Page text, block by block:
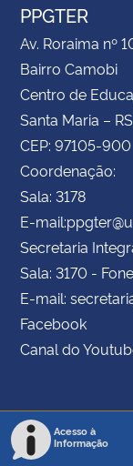
PPGTER
Av. Roraima nº
Bairro Camobi
Centro de
Santa Maria – RS
CEP: 97105-900
Coordenação:
Sala: 3178
E-
Secretaria
Sala: 3170 -
E-mail:
Facebook
Canal do
Acesso à
Informação